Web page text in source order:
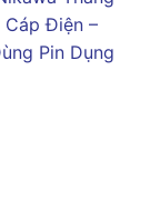
Cáp Điện –
Pin Dụng